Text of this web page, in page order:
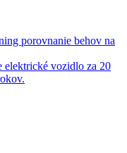
porovnanie behov na
elektrické vozidlo za 20